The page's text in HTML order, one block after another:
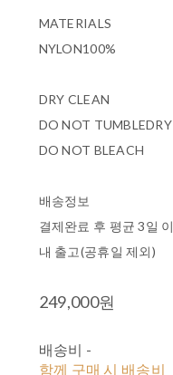
MATERIALS
NYLON100%
DRY CLEAN
DO NOT TUMBLEDRY
DO NOT BLEACH
배송정보
결제완료 후 평균 3일 이
내 출고(공휴일 제외)
249,000원
배송비 -
함께 구매 시 배송비